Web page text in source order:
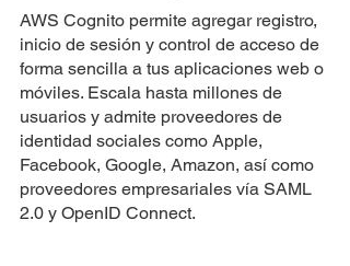
AWS Cognito permite agregar registro,
inicio de sesión y control de acceso de
forma sencilla a tus aplicaciones web o
móviles. Escala hasta millones de
usuarios y admite proveedores de
identidad sociales como Apple,
Facebook, Google, Amazon, así como
proveedores empresariales vía SAML
2.0 y OpenID Connect.